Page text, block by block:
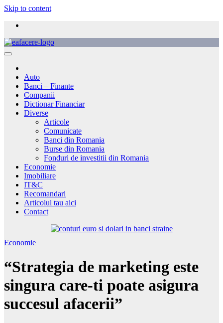
Skip to content
Auto
Banci – Finante
Companii
Dictionar Financiar
Diverse
Articole
Comunicate
Banci din Romania
Burse din Romania
Fonduri de investitii din Romania
Economie
Imobiliare
IT&C
Recomandari
Articolul tau aici
Contact
Economie
“Strategia de marketing este
singura care-ti poate asigura
succesul afacerii”